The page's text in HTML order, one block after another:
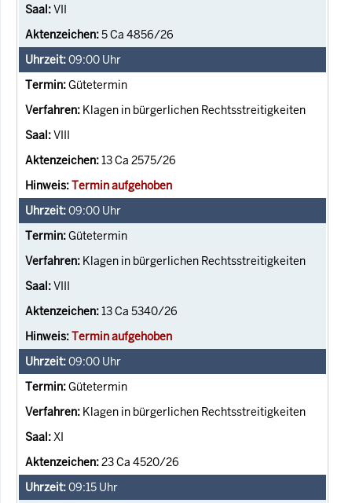
VII
5 Ca 4856/26
09:00 Uhr
Gütetermin
Klagen in bürgerlichen Rechtsstreitigkeiten
VIII
13 Ca 2575/26
Termin aufgehoben
09:00 Uhr
Gütetermin
Klagen in bürgerlichen Rechtsstreitigkeiten
VIII
13 Ca 5340/26
Termin aufgehoben
09:00 Uhr
Gütetermin
Klagen in bürgerlichen Rechtsstreitigkeiten
XI
23 Ca 4520/26
09:15 Uhr